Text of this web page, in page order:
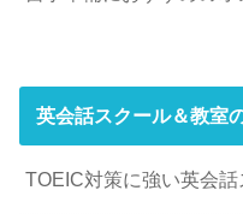
英会話スクール＆教室
TOEIC対策に強い英会